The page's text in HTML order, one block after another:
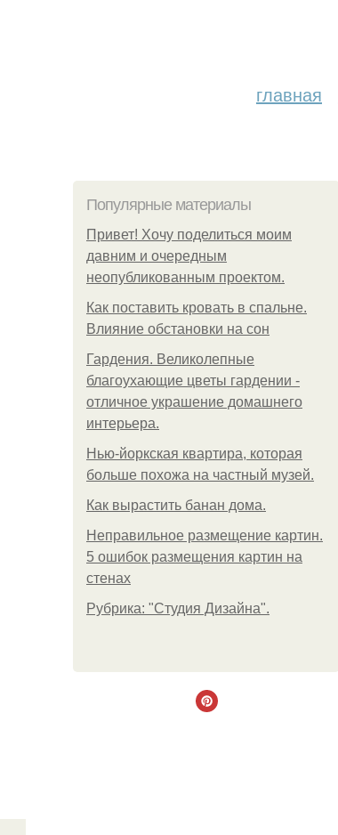
главная
Популярные материалы
Привет! Хочу поделиться моим
давним и очередным
неопубликованным проектом.
Как поставить кровать в спальне.
Влияние обстановки на сон
Гардения. Великолепные
благоухающие цветы гардении -
отличное украшение домашнего
интерьера.
Нью-йоркская квартира, которая
больше похожа на частный музей.
Как вырастить банан дома.
Неправильное размещение картин.
5 ошибок размещения картин на
стенах
Рубрика: "Студия Дизайна".